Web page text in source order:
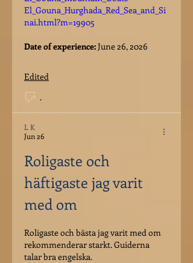
El_Gouna_Hurghada_Red_Sea_and_Si
nai.html?m=19905
Date of experience: June 26, 2026
Edited
.
L K
Jun 26
Roligaste och
häftigaste jag varit
med om
Roligaste och bästa jag varit med om
rekommenderar starkt. Guiderna
talar bra engelska.